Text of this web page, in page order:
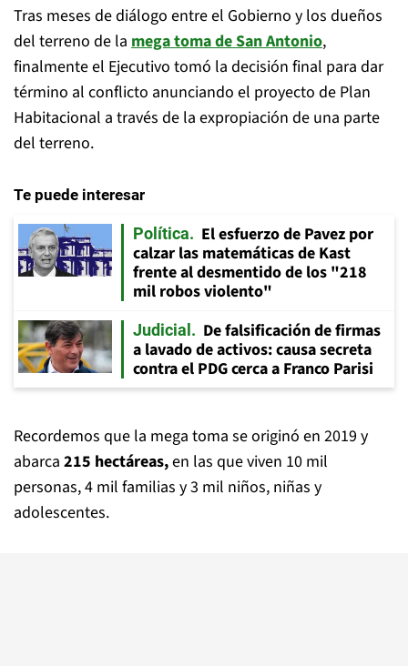
Tras meses de diálogo entre el Gobierno y los dueños
del terreno de la mega toma de San Antonio,
finalmente el Ejecutivo tomó la decisión final para dar
término al conflicto anunciando el proyecto de Plan
Habitacional a través de la expropiación de una parte
del terreno.
Te puede interesar
Política
El esfuerzo de Pavez por
calzar las matemáticas de Kast
frente al desmentido de los "218
mil robos violento"
Judicial
De falsificación de firmas
a lavado de activos: causa secreta
contra el PDG cerca a Franco Parisi
Recordemos que la mega toma se originó en 2019 y
abarca 215 hectáreas,en las que viven 10 mil
personas, 4 mil familias y 3 mil niños, niñas y
adolescentes.